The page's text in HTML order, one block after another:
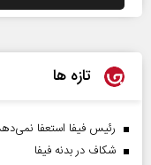
تازه ها
رئیس فیفا استعفا
شکاف در بدنه فیفا